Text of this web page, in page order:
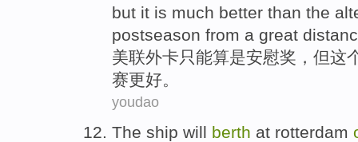
but it is much better than the
postseason from a great
美联外卡只能算是安慰奖 ， 但这
赛更好。
youdao
The ship will berth at rotterdam